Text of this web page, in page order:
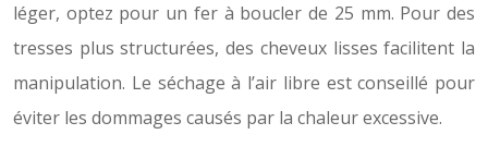
léger, optez pour un fer à boucler de 25 mm. Pour des
tresses plus structurées, des cheveux lisses facilitent la
manipulation. Le séchage à l’air libre est conseillé pour
éviter les dommages causés par la chaleur excessive.